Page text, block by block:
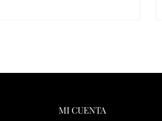
MI CUENTA